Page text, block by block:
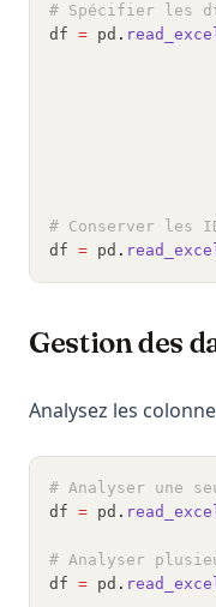
# Spécifier les
df = pd .
# Conserver les
df = pd .
Gestion des
Analysez les
# Analyser une
df = pd .
# Analyser
df = pd .